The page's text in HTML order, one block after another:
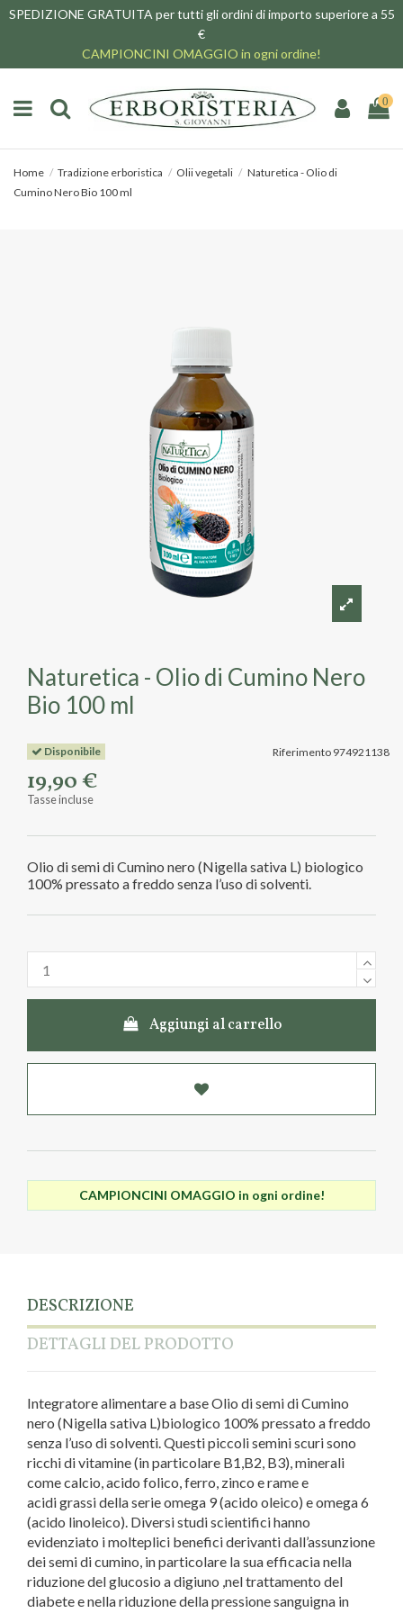
SPEDIZIONE GRATUITA per tutti gli ordini di importo superiore a 55
€
CAMPIONCINI OMAGGIO in ogni ordine!
0
Home Tradizione erboristica Olii vegetali
Naturetica - Olio di
Cumino Nero Bio 100 ml
Naturetica - Olio di Cumino Nero
Bio 100 ml
Riferimento 974921138
Disponibile
19,90 €
Tasse incluse
Olio di semi di Cumino nero (Nigella sativa L) biologico
100% pressato a freddo senza l’uso di solventi.
Aggiungi al carrello
CAMPIONCINI OMAGGIO in ogni ordine!
DESCRIZIONE
DETTAGLI DEL PRODOTTO
Integratore alimentare a base Olio di semi di Cumino
nero (Nigella sativa L)biologico 100% pressato a freddo
senza l’uso di solventi. Questi piccoli semini scuri sono
ricchi di vitamine (in particolare B1,B2, B3), minerali
come calcio, acido folico, ferro, zinco e rame e
acidi grassi della serie omega 9 (acido oleico) e omega 6
(acido linoleico). Diversi studi scientifici hanno
evidenziato i molteplici benefici derivanti dall’assunzione
dei semi di cumino, in particolare la sua efficacia nella
riduzione del glucosio a digiuno ,nel trattamento del
diabete e nella riduzione della pressione sanguigna in